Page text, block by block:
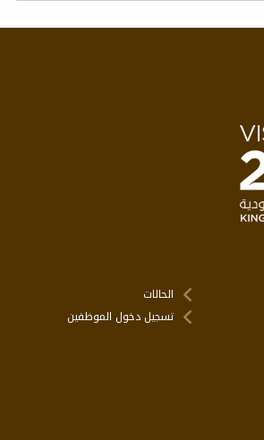
الحالات
تسجيل دخول الموظفين